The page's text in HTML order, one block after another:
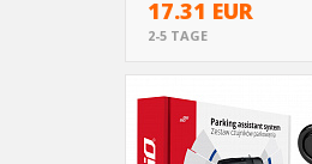
17.31 EUR
2-5 TAGE